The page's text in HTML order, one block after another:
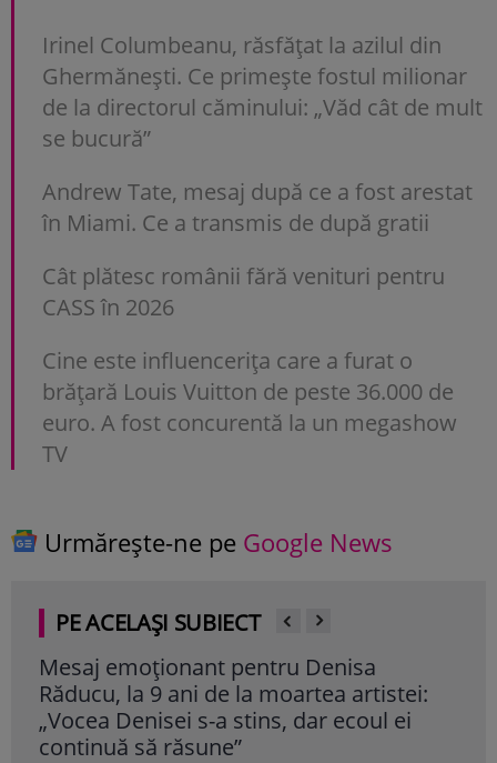
Irinel Columbeanu, răsfățat la azilul din
Ghermănești. Ce primește fostul milionar
de la directorul căminului: „Văd cât de mult
se bucură”
Andrew Tate, mesaj după ce a fost arestat
în Miami. Ce a transmis de după gratii
Cât plătesc românii fără venituri pentru
CASS în 2026
Cine este influencerița care a furat o
brățară Louis Vuitton de peste 36.000 de
euro. A fost concurentă la un megashow
TV
Urmărește-ne pe Google News
PE ACELAȘI SUBIECT
Mesaj emoționant pentru Denisa
Răducu, la 9 ani de la moartea artistei:
„Vocea Denisei s-a stins, dar ecoul ei
continuă să răsune”